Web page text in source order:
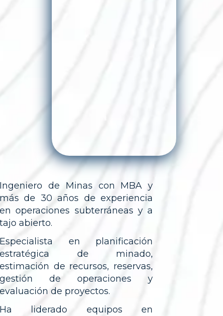
Ingeniero de Minas con MBA y
más de 30 años de experiencia
en operaciones subterráneas y a
tajo abierto.
Especialista en planificación
estratégica de minado,
estimación de recursos, reservas,
gestión de operaciones y
evaluación de proyectos.
Ha liderado equipos en